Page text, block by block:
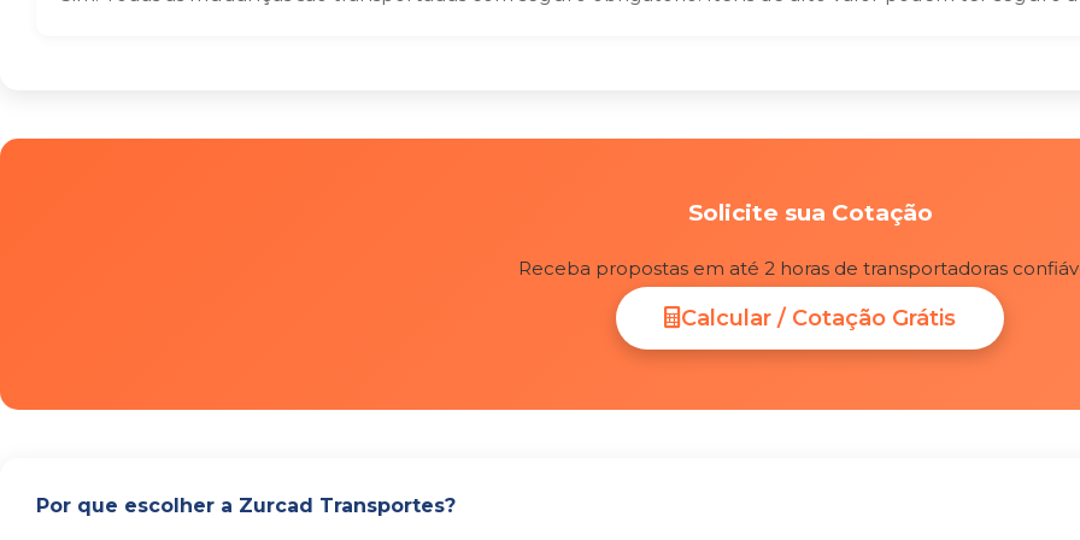
Solicite sua Cotação
Receba propostas em até 2 horas de transportadoras
Calcular / Cotação Grátis
Por que escolher a Zurcad Transportes?